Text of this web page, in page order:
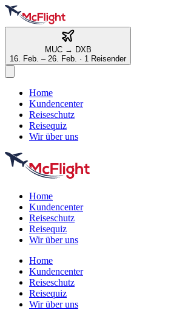
MUC→ DXB
16. Feb. – 26. Feb. · 1 Reisender
Home
Kundencenter
Reiseschutz
Reisequiz
Wir über uns
Home
Kundencenter
Reiseschutz
Reisequiz
Wir über uns
Home
Kundencenter
Reiseschutz
Reisequiz
Wir über uns